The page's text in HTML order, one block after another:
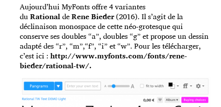
Aujourd’hui MyFonts offre 4 variantes
duRationaldeRene Bieder(2016). Il s’agit de la
déclinaison monospace de cette néo-grotesque qui
conserve ses doubles “a”, doubles “g” et propose un dessin
adapté des “r”, “m”,“f”, “i” et “w”. Pour les télécharger,
c’est ici : http://www.myfonts.com/fonts/rene-
bieder/rational-tw/.